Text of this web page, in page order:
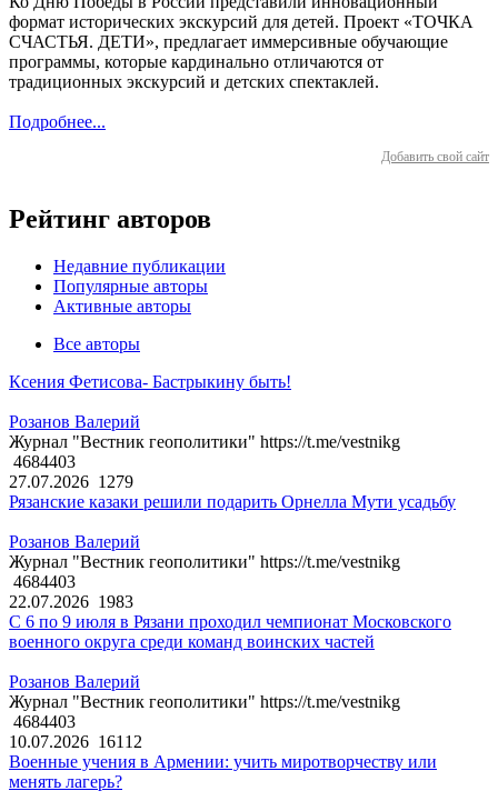
формат исторических экскурсий для детей. Проект «ТОЧКА
СЧАСТЬЯ. ДЕТИ», предлагает иммерсивные обучающие
программы, которые кардинально отличаются от
традиционных экскурсий и детских спектаклей.
Подробнее...
Добавить свой сайт
Рейтинг авторов
Недавние публикации
Популярные авторы
Активные авторы
Все авторы
Ксения Фетисова- Бастрыкину быть!
Розанов Валерий
Журнал "Вестник геополитики" https://t.me/vestnikg
4684403
27.07.2026 1279
Рязанские казаки решили подарить Орнелла Мути усадьбу
Розанов Валерий
Журнал "Вестник геополитики" https://t.me/vestnikg
4684403
22.07.2026 1983
С 6 по 9 июля в Рязани проходил чемпионат Московского
военного округа среди команд воинских частей
Розанов Валерий
Журнал "Вестник геополитики" https://t.me/vestnikg
4684403
10.07.2026 16112
Военные учения в Армении: учить миротворчеству или
менять лагерь?